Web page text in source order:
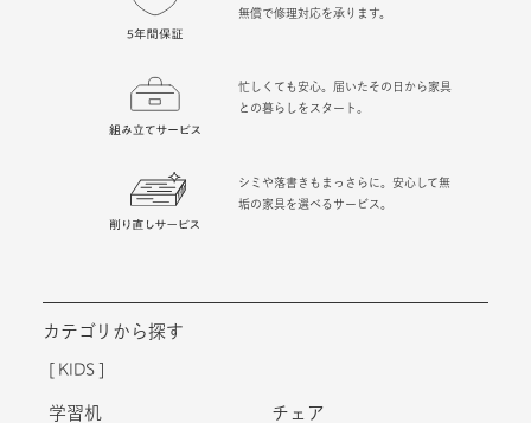
無償で修理対応を承ります。
忙しくても安心。届いたその日から家具
との暮らしをスタート。
シミや落書きもまっさらに。安心して無
垢の家具を選べるサービス。
カテゴリから探す
KIDS
学習机 チェア